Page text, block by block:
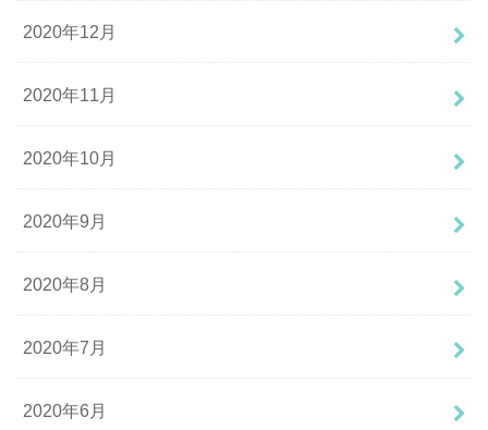
2020年12月
2020年11月
2020年10月
2020年9月
2020年8月
2020年7月
2020年6月